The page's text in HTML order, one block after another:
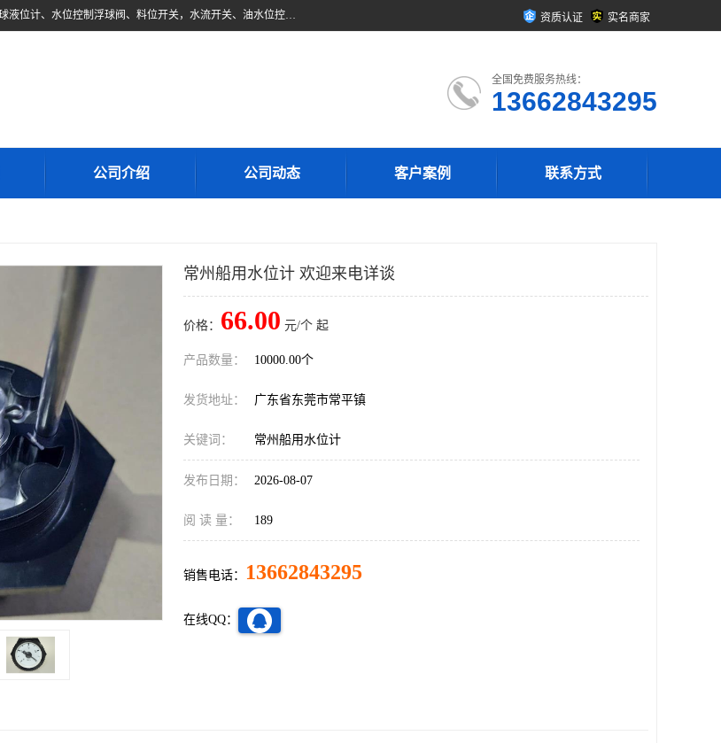
东莞市柏奥电子有限公司主要经营产品：浮球液位开关、油位传感器、机械式油表、浮球液位计、水位控制浮球阀、料位开关，水流开关、油水位控制配套仪表等。柏奥电子，您可信赖的合作伙伴 资质认证 实名商家
全国免费服务热线：
13662843295
公司介绍 公司动态 客户案例 联系方式
常州船用水位计 欢迎来电详谈
价格： 66.00 元/个 起
产品数量： 10000.00个
发货地址： 广东省东莞市常平镇
关键词： 常州船用水位计
发布日期： 2026-08-07
阅 读 量： 189
销售电话： 13662843295
在线QQ：